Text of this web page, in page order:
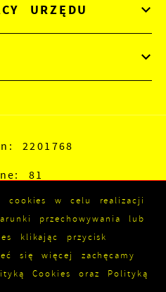
URZĘDU
2201768
81
cookies w celu realizacji
przechowywania lub
klikając przycisk
się więcej zachęcamy
Cookies oraz Polityką